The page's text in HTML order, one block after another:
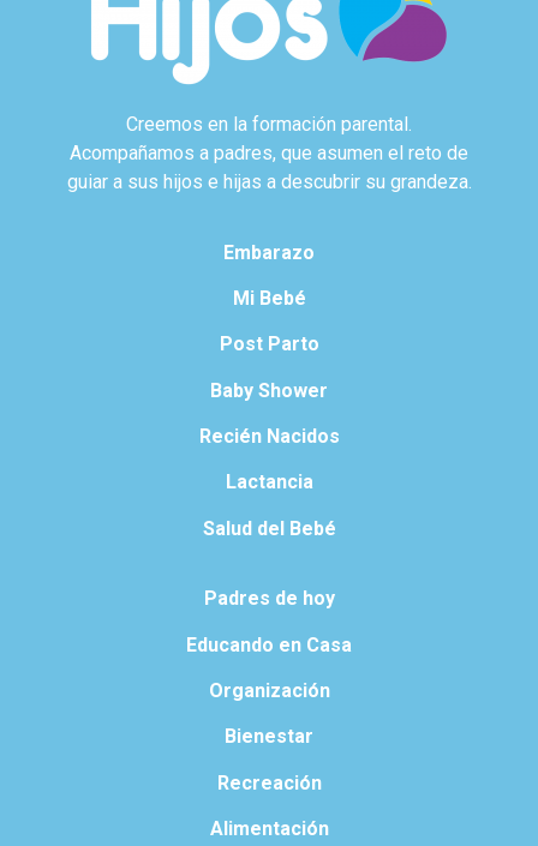
Creemos en la formación parental.
Acompañamos a padres, que asumen el reto de
guiar a sus hijos e hijas a descubrir su grandeza.
Embarazo
Mi Bebé
Post Parto
Baby Shower
Recién Nacidos
Lactancia
Salud del Bebé
Padres de hoy
Educando en Casa
Organización
Bienestar
Recreación
Alimentación